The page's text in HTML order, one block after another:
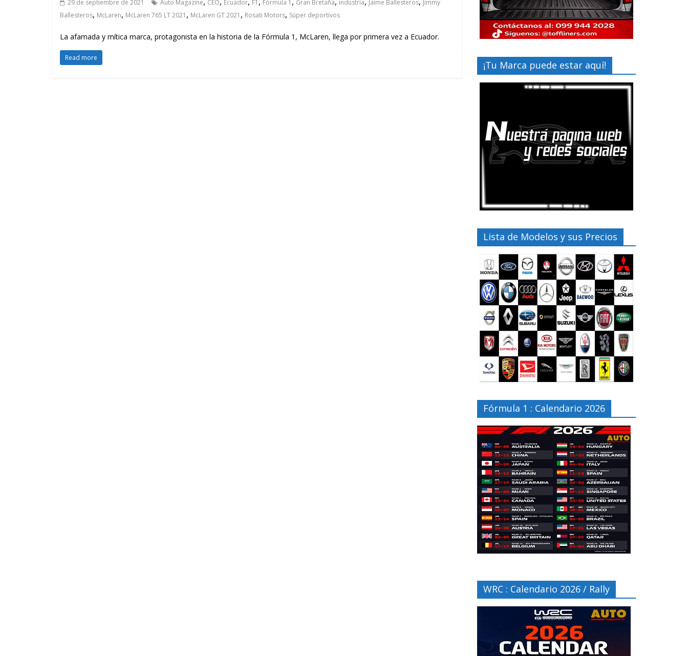
29 de septiembre de 2021 Auto Magazine CEO Ecuador F1 Fórmula 1 Gran Bretaña industria Jaime Ballesteros Jimmy
Ballesteros, McLaren, McLaren 765 LT 2021 , McLaren GT 2021 , Rosati Motors, Súper deportivos
La afamada y mítica marca, protagonista en la historia de la Fórmula 1, McLaren, llega por primera vez a Ecuador.
Read more
¡Tu Marca puede estar aquí!
Lista de Modelos y sus Precios
Fórmula 1 : Calendario 2026
WRC : Calendario 2026 / Rally